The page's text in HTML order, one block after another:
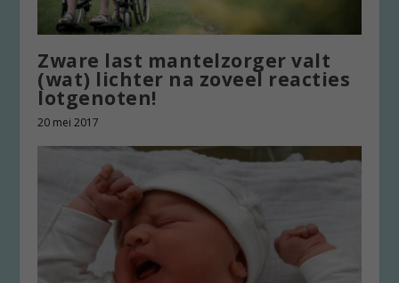
Zware last mantelzorger valt
(wat) lichter na zoveel reacties
lotgenoten!
20 mei 2017